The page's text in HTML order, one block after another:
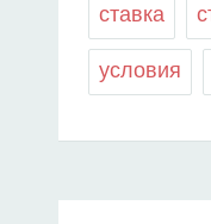
ставка
условия